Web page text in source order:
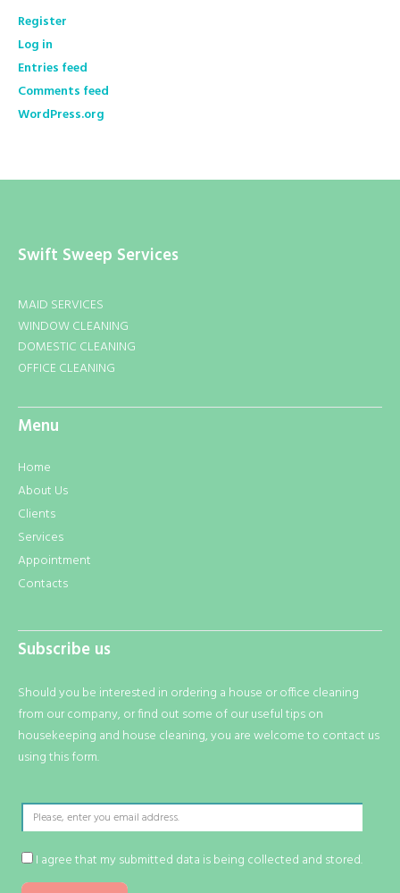
Register
Log in
Entries feed
Comments feed
WordPress.org
Swift Sweep Services
MAID SERVICES
WINDOW CLEANING
DOMESTIC CLEANING
OFFICE CLEANING
Menu
Home
About Us
Clients
Services
Appointment
Contacts
Subscribe us
Should you be interested in ordering a house or office cleaning
from our company, or find out some of our useful tips on
housekeeping and house cleaning, you are welcome to contact us
using this form.
I agree that my submitted data is being collected and stored.